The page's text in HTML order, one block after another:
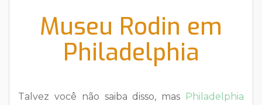
Museu Rodin em
Philadelphia
Talvez você não saiba disso, mas
Philadelphia